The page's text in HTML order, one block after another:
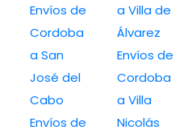
Envíos de
Cordoba
a San
José del
Cabo
Envíos de
a Villa de
Álvarez
Envíos de
Cordoba
a Villa
Nicolás